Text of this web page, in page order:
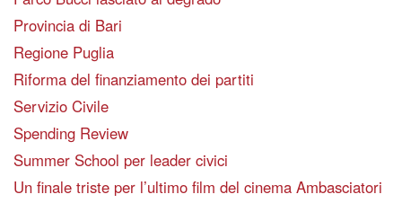
Provincia di Bari
Regione Puglia
Riforma del finanziamento dei partiti
Servizio Civile
Spending Review
Summer School per leader civici
Un finale triste per l’ultimo film del cinema Ambasciatori